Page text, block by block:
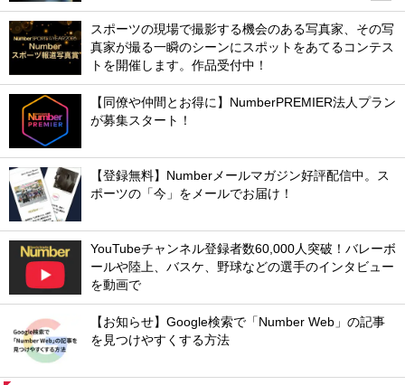
スポーツの現場で撮影する機会のある写真家、その写
真家が撮る一瞬のシーンにスポットをあてるコンテス
トを開催します。作品受付中！
【同僚や仲間とお得に】NumberPREMIER法人プラン
が募集スタート！
【登録無料】Numberメールマガジン好評配信中。ス
ポーツの「今」をメールでお届け！
YouTubeチャンネル登録者数60,000人突破！バレーボ
ールや陸上、バスケ、野球などの選手のインタビュー
を動画で
【お知らせ】Google検索で「Number Web」の記事
を見つけやすくする方法